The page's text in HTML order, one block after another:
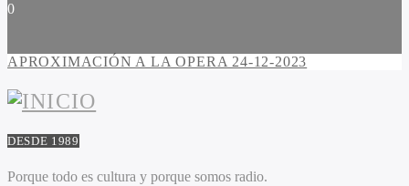
0
APROXIMACIÓN A LA OPERA 24-12-2023
DESDE 1989
Porque todo es cultura y porque somos radio.